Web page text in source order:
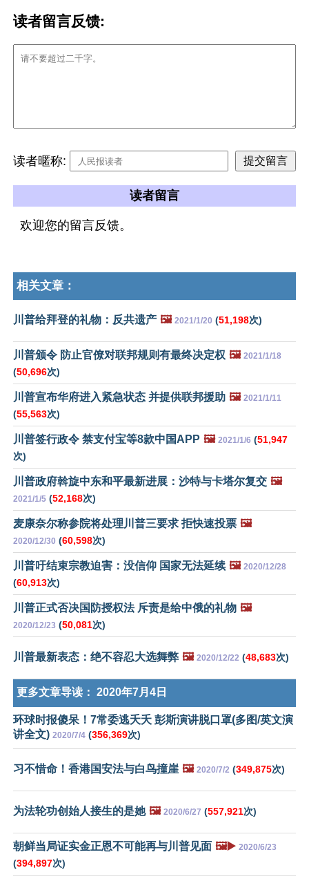
读者留言反馈:
读者暱称:
读者留言
欢迎您的留言反馈。
相关文章：
川普给拜登的礼物：反共遗产 🖼️ 2021/1/20 (51,198次)
川普颁令 防止官僚对联邦规则有最终决定权 🖼️ 2021/1/18
(50,696次)
川普宣布华府进入紧急状态 并提供联邦援助 🖼️ 2021/1/11
(55,563次)
川普签行政令 禁支付宝等8款中国APP 🖼️ 2021/1/6 (51,947
次)
川普政府斡旋中东和平最新进展：沙特与卡塔尔复交 🖼️
2021/1/5 (52,168次)
麦康奈尔称参院将处理川普三要求 拒快速投票 🖼️
2020/12/30 (60,598次)
川普吁结束宗教迫害：没信仰 国家无法延续 🖼️ 2020/12/28
(60,913次)
川普正式否决国防授权法 斥责是给中俄的礼物 🖼️
2020/12/23 (50,081次)
川普最新表态：绝不容忍大选舞弊 🖼️ 2020/12/22 (48,683次)
更多文章导读： 2020年7月4日
环球时报傻呆！7常委逃夭夭 彭斯演讲脱口罩(多图/英文演
讲全文) 2020/7/4 (356,369次)
习不惜命！香港国安法与白鸟撞崖 🖼️ 2020/7/2 (349,875次)
为法轮功创始人接生的是她 🖼️ 2020/6/27 (557,921次)
朝鲜当局证实金正恩不可能再与川普见面 🖼️▶️ 2020/6/23
(394,897次)